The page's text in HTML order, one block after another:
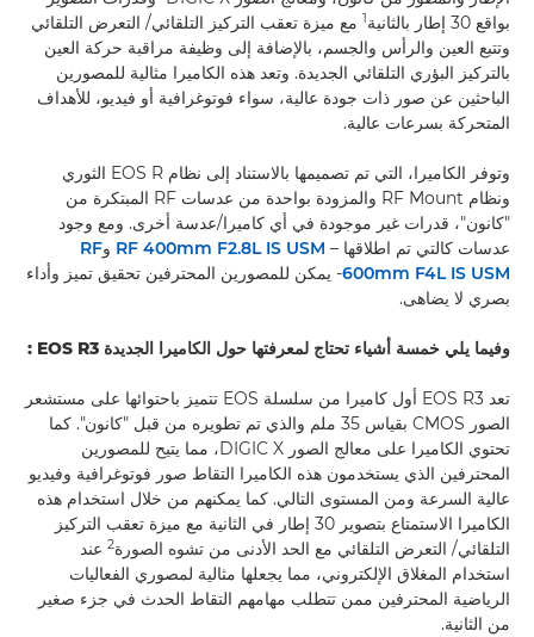
بواقع 30 إطار بالثانية
1 مع ميزة تعقب التركيز التلقائي/ التعرض التلقائي
وتتبع العين والرأس والجسم، بالإضافة إلى وظيفة مراقبة حركة العين
بالتركيز البؤري التلقائي الجديدة. وتعد هذه الكاميرا مثالية للمصورين
الباحثين عن صور ذات جودة عالية، سواء فوتوغرافية أو فيديو، للأهداف
المتحركة بسرعات عالية.
وتوفر الكاميرا، التي تم تصميمها بالاستناد إلى نظام EOS R الثوري
ونظام RF Mount والمزودة بواحدة من عدسات RF المبتكرة من
"كانون"، قدرات غير موجودة في أي كاميرا/عدسة أخرى. ومع وجود
عدسات كالتي تم اطلاقها – RF 400mm F2.8L IS USM وRF
600mm F4L IS USM- يمكن للمصورين المحترفين تحقيق تميز وأداء
بصري لا يضاهى.
وفيما يلي خمسة أشياء تحتاج لمعرفتها حول الكاميرا الجديدة EOS R3
:
تعد EOS R3 أول كاميرا من سلسلة EOS تتميز باحتوائها على مستشعر
الصور CMOS بقياس 35 ملم والذي تم تطويره من قبل "كانون". كما
تحتوي الكاميرا على معالج الصور DIGIC X، مما يتيح للمصورين
المحترفين الذي يستخدمون هذه الكاميرا التقاط صور فوتوغرافية وفيديو
عالية السرعة ومن المستوى التالي. كما يمكنهم من خلال استخدام هذه
الكاميرا الاستمتاع بتصوير 30 إطار في الثانية مع ميزة تعقب التركيز
التلقائي/ التعرض التلقائي مع الحد الأدنى من تشوه الصورة2 عند
استخدام المغلاق الإلكتروني، مما يجعلها مثالية لمصوري الفعاليات
الرياضية المحترفين ممن تتطلب مهامهم التقاط الحدث في جزء صغير
من الثانية.